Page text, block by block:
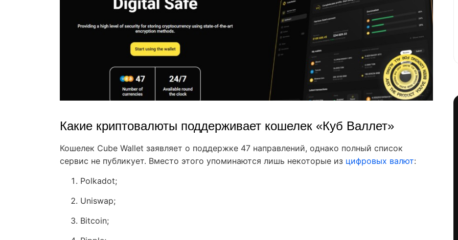
Какие криптовалюты поддерживает кошелек «Куб Валлет»
Кошелек Cube Wallet заявляет о поддержке 47 направлений, однако полный список
сервис не публикует. Вместо этого упоминаются лишь некоторые из цифровых валют:
Polkadot;
Uniswap;
Bitcoin;